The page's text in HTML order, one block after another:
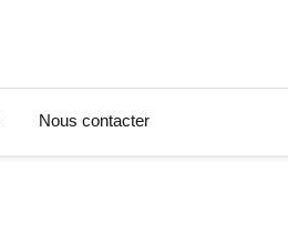
Nous contacter